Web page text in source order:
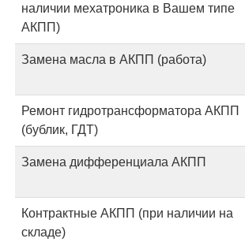
наличии мехатроника в Вашем типе
АКПП)
Замена масла в АКПП (работа)
Ремонт гидротрансформатора АКПП
(бублик, ГДТ)
Замена дифференциала АКПП
Контрактные АКПП (при наличии на
складе)